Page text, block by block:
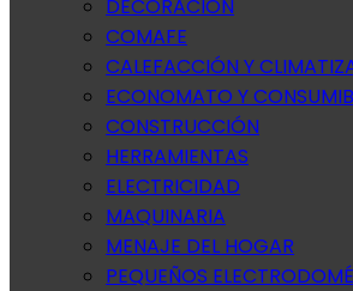
DECORACIÓN
COMAFE
CALEFACCIÓN Y
ECONOMATO Y
CONSTRUCCIÓN
HERRAMIENTAS
ELECTRICIDAD
MAQUINARIA
MENAJE DEL HOGAR
PEQUEÑOS